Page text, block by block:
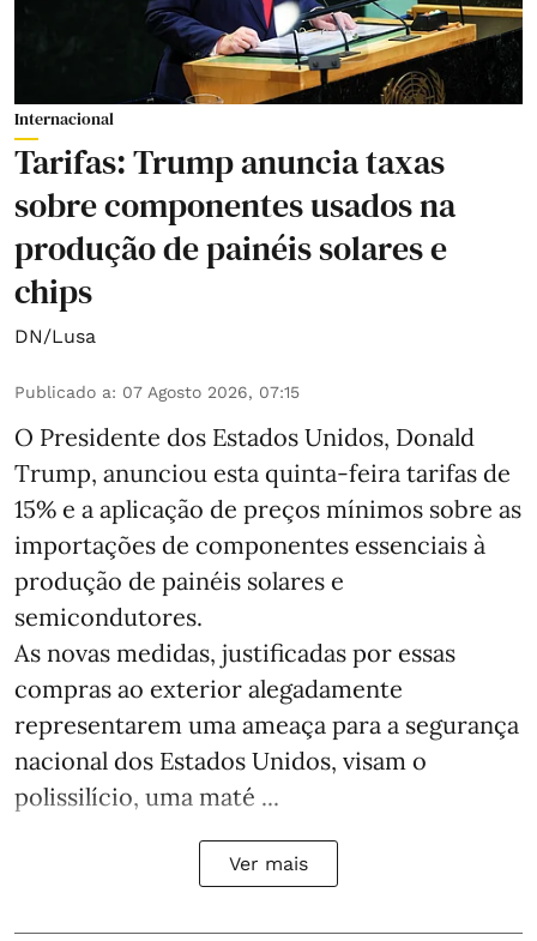
Internacional
Tarifas: Trump anuncia taxas
sobre componentes usados na
produção de painéis solares e
chips
DN/Lusa
Publicado a: 07 Agosto 2026, 07:15
O Presidente dos Estados Unidos, Donald
Trump, anunciou esta quinta-feira tarifas de
15% e a aplicação de preços mínimos sobre as
importações de componentes essenciais à
produção de painéis solares e
semicondutores.
As novas medidas, justificadas por essas
compras ao exterior alegadamente
representarem uma ameaça para a segurança
nacional dos Estados Unidos, visam o
polissilício, uma maté ...
Ver mais